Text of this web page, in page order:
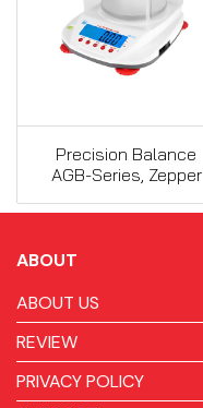
Precision Balance
AGB-Series, Zepper
ABOUT
ABOUT US
REVIEW
PRIVACY POLICY